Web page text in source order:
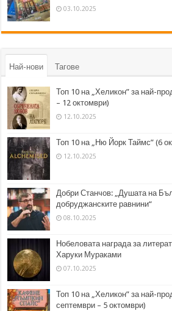
03.10.2025
Най-нови Тагове
Топ 10 на „Хеликон” за най-
– 12 октомври)
12.10.2025
Топ 10 на „Ню Йорк Таймс” (6
12.10.2025
Добри Станчов: „Душата на
добруджанските равнини“
08.10.2025
Нобеловата награда за
Харуки Мураками
07.10.2025
Топ 10 на „Хеликон” за най-
септември – 5 октомври)